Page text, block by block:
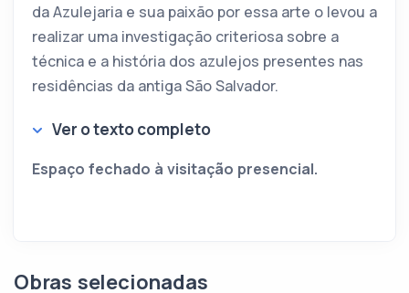
da Azulejaria e sua paixão por essa arte o levou a
realizar uma investigação criteriosa sobre a
técnica e a história dos azulejos presentes nas
residências da antiga São Salvador.
Ver o texto completo
Espaço fechado à visitação presencial.
Obras selecionadas